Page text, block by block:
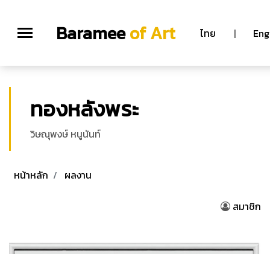
Barameeof Art ไทย | Eng
ทองหลังพระ
วิษณุพงษ์ หนูนันท์
หน้าหลัก ผลงาน
สมาชิก